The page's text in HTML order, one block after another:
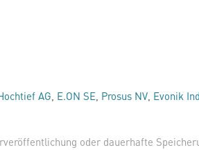
AG, E.ON SE, Prosus NV, Evonik
oder dauerhafte